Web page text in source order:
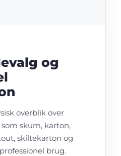
og
overblik over
skum, karton,
skiltekarton og
brug.